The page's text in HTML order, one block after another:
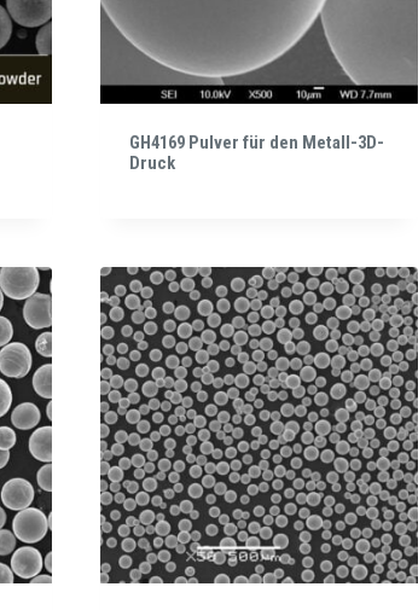
GH4169 Pulver für den Metall-3D-
Druck